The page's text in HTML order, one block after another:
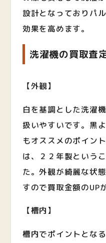
設計となっておりパ
効果を高めます。
洗濯機の買取査
【外観】
白を基調とした洗濯
扱いやすいです。黒
もオススメのポイン
は、２２年製という
た。外観が綺麗な状
すので買取金額のUP
【槽内】
槽内でポイントとな